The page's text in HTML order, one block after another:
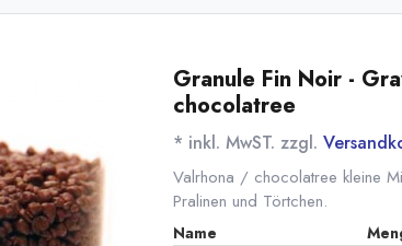
Granule Fin Noir -
chocolatree
* inkl. MwST. zzgl.
Valrhona / chocolatree kleine
Pralinen und Törtchen.
Name